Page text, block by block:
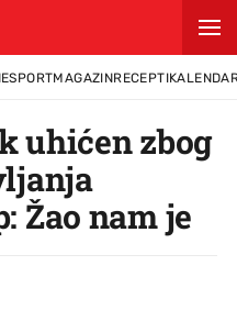
SPORTMAGAZINRECEPTI
uhićen zbog
Žao nam je